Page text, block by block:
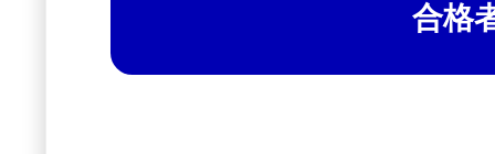
合格